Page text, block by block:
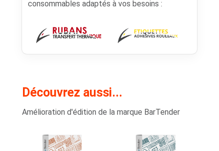
consommables adaptés à vos besoins :
Découvrez aussi...
Amélioration d'édition de la marque BarTender